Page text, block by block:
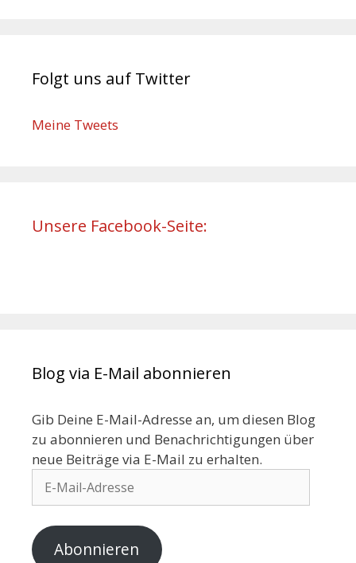
Folgt uns auf Twitter
Meine Tweets
Unsere Facebook-Seite:
Blog via E-Mail abonnieren
Gib Deine E-Mail-Adresse an, um diesen Blog
zu abonnieren und Benachrichtigungen über
neue Beiträge via E-Mail zu erhalten.
Abonnieren